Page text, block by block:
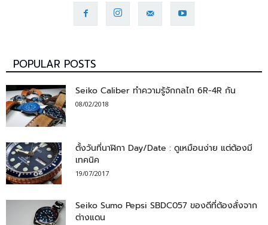
POPULAR POSTS
Seiko Caliber ทำความรู้จักกลไก 6R-4R กัน
08/02/2018
ตั้งวันที่นาฬิกา Day/Date : ดูเหมือนง่าย แต่ต้องมี
เทคนิค
19/07/2017
Seiko Sumo Pepsi SBDC057 ของดีที่ต้องสั่งจาก
ต่างแดน